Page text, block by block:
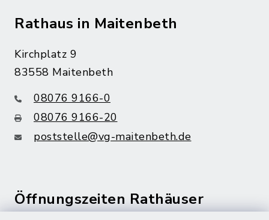
Rathaus in Maitenbeth
Kirchplatz 9
83558 Maitenbeth
08076 9166-0
08076 9166-20
poststelle@vg-maitenbeth.de
Öffnungszeiten Rathäuser